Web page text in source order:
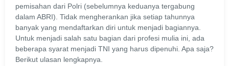
pemisahan dari Polri (sebelumnya keduanya tergabung
dalam ABRI). Tidak mengherankan jika setiap tahunnya
banyak yang mendaftarkan diri untuk menjadi bagiannya.
Untuk menjadi salah satu bagian dari profesi mulia ini, ada
beberapa syarat menjadi TNI yang harus dipenuhi. Apa saja?
Berikut ulasan lengkapnya.